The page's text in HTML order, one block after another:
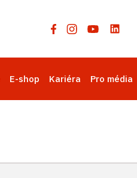
E-shop Kariéra Pro média